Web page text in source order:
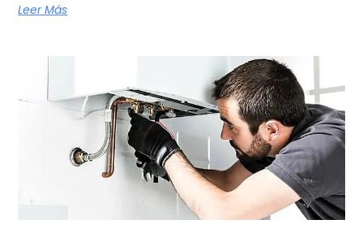
Leer Más